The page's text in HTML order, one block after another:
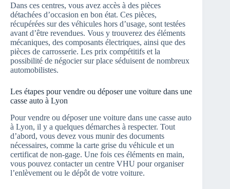
Dans ces centres, vous avez accès à des pièces
détachées d’occasion en bon état. Ces pièces,
récupérées sur des véhicules hors d’usage, sont testées
avant d’être revendues. Vous y trouverez des éléments
mécaniques, des composants électriques, ainsi que des
pièces de carrosserie. Les prix compétitifs et la
possibilité de négocier sur place séduisent de nombreux
automobilistes.
Les étapes pour vendre ou déposer une voiture dans une
casse auto à Lyon
Pour vendre ou déposer une voiture dans une casse auto
à Lyon, il y a quelques démarches à respecter. Tout
d’abord, vous devez vous munir des documents
nécessaires, comme la carte grise du véhicule et un
certificat de non-gage. Une fois ces éléments en main,
vous pouvez contacter un centre VHU pour organiser
l’enlèvement ou le dépôt de votre voiture.